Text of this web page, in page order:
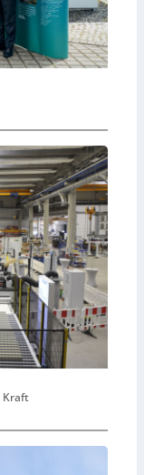
Kraft